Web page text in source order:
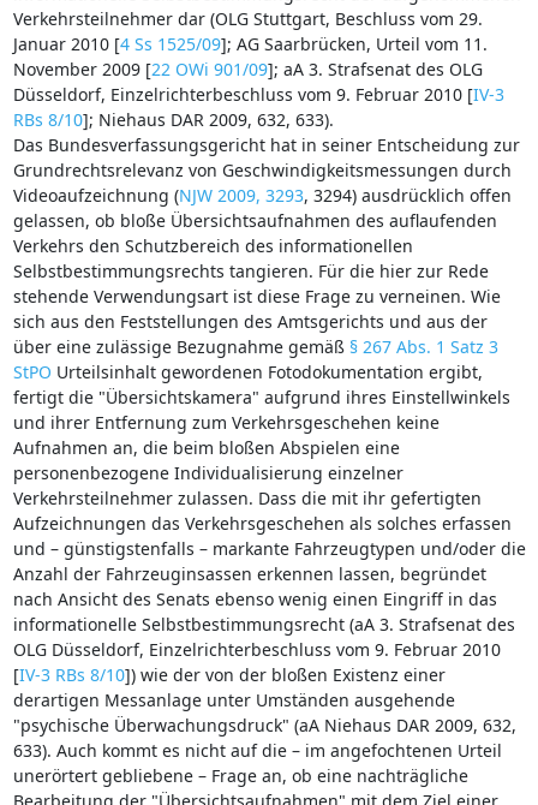
Verkehrsteilnehmer dar (OLG Stuttgart, Beschluss vom 29.
Januar 2010 [4 Ss 1525/09]; AG Saarbrücken, Urteil vom 11.
November 2009 [22 OWi 901/09]; aA 3. Strafsenat des OLG
Düsseldorf, Einzelrichterbeschluss vom 9. Februar 2010 [IV-3
RBs 8/10]; Niehaus DAR 2009, 632, 633).
Das Bundesverfassungsgericht hat in seiner Entscheidung zur
Grundrechtsrelevanz von Geschwindigkeitsmessungen durch
Videoaufzeichnung (NJW 2009, 3293, 3294) ausdrücklich offen
gelassen, ob bloße Übersichtsaufnahmen des auflaufenden
Verkehrs den Schutzbereich des informationellen
Selbstbestimmungsrechts tangieren. Für die hier zur Rede
stehende Verwendungsart ist diese Frage zu verneinen. Wie
sich aus den Feststellungen des Amtsgerichts und aus der
über eine zulässige Bezugnahme gemäß § 267 Abs. 1 Satz 3
StPO Urteilsinhalt gewordenen Fotodokumentation ergibt,
fertigt die "Übersichtskamera" aufgrund ihres Einstellwinkels
und ihrer Entfernung zum Verkehrsgeschehen keine
Aufnahmen an, die beim bloßen Abspielen eine
personenbezogene Individualisierung einzelner
Verkehrsteilnehmer zulassen. Dass die mit ihr gefertigten
Aufzeichnungen das Verkehrsgeschehen als solches erfassen
und – günstigstenfalls – markante Fahrzeugtypen und/oder die
Anzahl der Fahrzeuginsassen erkennen lassen, begründet
nach Ansicht des Senats ebenso wenig einen Eingriff in das
informationelle Selbstbestimmungsrecht (aA 3. Strafsenat des
OLG Düsseldorf, Einzelrichterbeschluss vom 9. Februar 2010
[IV-3 RBs 8/10]) wie der von der bloßen Existenz einer
derartigen Messanlage unter Umständen ausgehende
"psychische Überwachungsdruck" (aA Niehaus DAR 2009, 632,
633). Auch kommt es nicht auf die – im angefochtenen Urteil
unerörtert gebliebene – Frage an, ob eine nachträgliche
Bearbeitung der "Übersichtsaufnahmen" mit dem Ziel einer